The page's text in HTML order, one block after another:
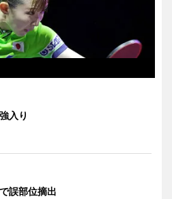
入り
誤部位摘出